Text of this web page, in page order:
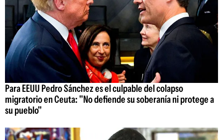
Para EEUU Pedro Sánchez es el culpable del colapso
migratorio en Ceuta: "No defiende su soberanía ni protege a
su pueblo"